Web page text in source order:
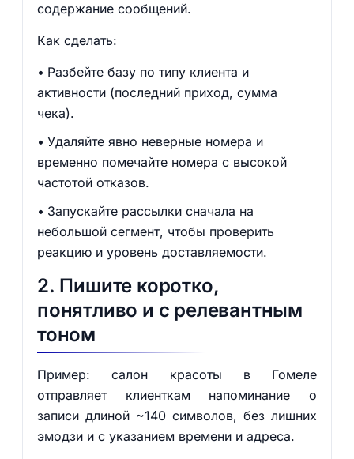
содержание сообщений.
Как сделать:
Разбейте базу по типу клиента и
активности (последний приход, сумма
чека).
Удаляйте явно неверные номера и
временно помечайте номера с высокой
частотой отказов.
Запускайте рассылки сначала на
небольшой сегмент, чтобы проверить
реакцию и уровень доставляемости.
2. Пишите коротко,
понятливо и с релевантным
тоном
Пример: салон красоты в Гомеле
отправляет клиенткам напоминание о
записи длиной ~140 символов, без лишних
эмодзи и с указанием времени и адреса.